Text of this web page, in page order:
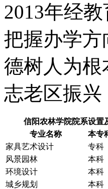
2013年经
把握办学
德树人为
志老区振兴
信阳农林学院院系设置
专业名称
本专
家具艺术设计
专科
风景园林
本科
环境设计
本科
城乡规划
本科